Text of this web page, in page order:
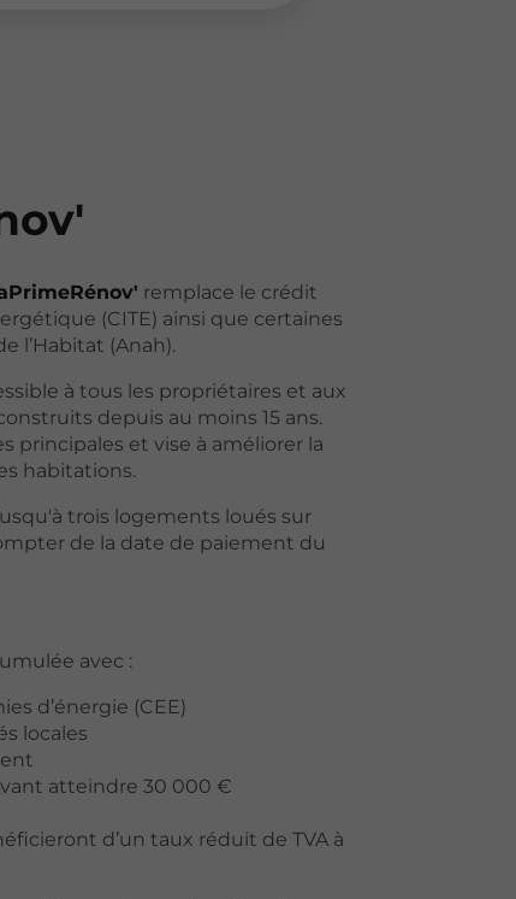
remplace le crédit
(CITE) ainsi que certaines
l’Habitat (Anah).
à tous les propriétaires et aux
depuis au moins 15 ans.
principales et vise à améliorer la
habitations.
trois logements loués sur
de la date de paiement du
avec :
d’énergie (CEE)
locales
atteindre 30 000 €
d’un taux réduit de TVA à